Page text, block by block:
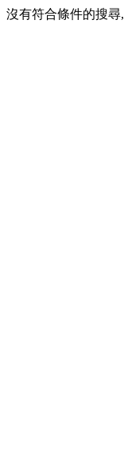
沒有符合條件的搜尋,